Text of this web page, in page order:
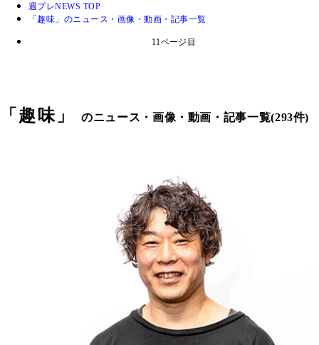
週プレNEWS TOP
「趣味」のニュース・画像・動画・記事一覧
11ページ目
「 趣味 」のニュース・画像・動画・記事一覧(293件)